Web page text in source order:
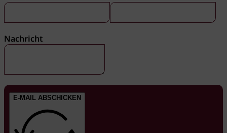
Nachricht
E-MAIL ABSCHICKEN